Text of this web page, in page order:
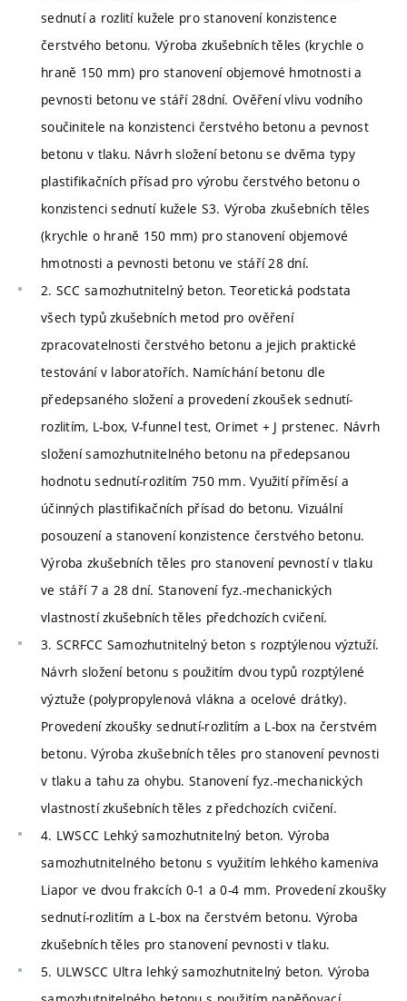
sednutí a rozlití kužele pro stanovení konzistence
čerstvého betonu. Výroba zkušebních těles (krychle o
hraně 150 mm) pro stanovení objemové hmotnosti a
pevnosti betonu ve stáří 28dní. Ověření vlivu vodního
součinitele na konzistenci čerstvého betonu a pevnost
betonu v tlaku. Návrh složení betonu se dvěma typy
plastifikačních přísad pro výrobu čerstvého betonu o
konzistenci sednutí kužele S3. Výroba zkušebních těles
(krychle o hraně 150 mm) pro stanovení objemové
hmotnosti a pevnosti betonu ve stáří 28 dní.
2. SCC samozhutnitelný beton. Teoretická podstata
všech typů zkušebních metod pro ověření
zpracovatelnosti čerstvého betonu a jejich praktické
testování v laboratořích. Namíchání betonu dle
předepsaného složení a provedení zkoušek sednutí-
rozlitím, L-box, V-funnel test, Orimet + J prstenec. Návrh
složení samozhutnitelného betonu na předepsanou
hodnotu sednutí-rozlitím 750 mm. Využití příměsí a
účinných plastifikačních přísad do betonu. Vizuální
posouzení a stanovení konzistence čerstvého betonu.
Výroba zkušebních těles pro stanovení pevností v tlaku
ve stáří 7 a 28 dní. Stanovení fyz.-mechanických
vlastností zkušebních těles předchozích cvičení.
3. SCRFCC Samozhutnitelný beton s rozptýlenou výztuží.
Návrh složení betonu s použitím dvou typů rozptýlené
výztuže (polypropylenová vlákna a ocelové drátky).
Provedení zkoušky sednutí-rozlitím a L-box na čerstvém
betonu. Výroba zkušebních těles pro stanovení pevnosti
v tlaku a tahu za ohybu. Stanovení fyz.-mechanických
vlastností zkušebních těles z předchozích cvičení.
4. LWSCC Lehký samozhutnitelný beton. Výroba
samozhutnitelného betonu s využitím lehkého kameniva
Liapor ve dvou frakcích 0-1 a 0-4 mm. Provedení zkoušky
sednutí-rozlitím a L-box na čerstvém betonu. Výroba
zkušebních těles pro stanovení pevnosti v tlaku.
5. ULWSCC Ultra lehký samozhutnitelný beton. Výroba